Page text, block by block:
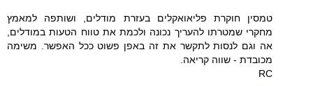
טמסין חוקרת פליאואקלים בעזרת מודלים, ושותפה למאמץ
מחקרי שמטרתו להעריך נכונה ולכמת את טווח הטעות במודלים,
אה וגם לנסות לתקשר את זה באפן פשוט ככל האפשר. משימה
מכובדת - שווה קריאה.
RC